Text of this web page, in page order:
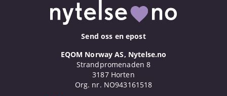
Send oss en epost
EQOM Norway AS, Nytelse.no
Strandpromenaden 8
3187 Horten
Org. nr. NO943161518